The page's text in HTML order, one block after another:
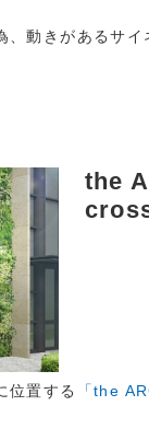
、動きがあるサ
the
位置する
「the